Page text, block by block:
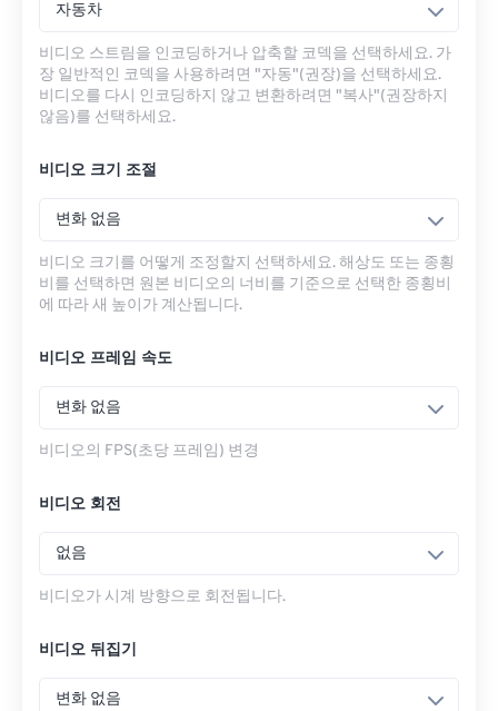
자동차
비디오 스트림을 인코딩하거나 압축할 코덱을 선택하세요. 가
장 일반적인 코덱을 사용하려면 "자동"(권장)을 선택하세요.
비디오를 다시 인코딩하지 않고 변환하려면 "복사"(권장하지
않음)를 선택하세요.
비디오 크기 조절
변화 없음
비디오 크기를 어떻게 조정할지 선택하세요. 해상도 또는 종횡
비를 선택하면 원본 비디오의 너비를 기준으로 선택한 종횡비
에 따라 새 높이가 계산됩니다.
비디오 프레임 속도
변화 없음
비디오의 FPS(초당 프레임) 변경
비디오 회전
없음
비디오가 시계 방향으로 회전됩니다.
비디오 뒤집기
변화 없음